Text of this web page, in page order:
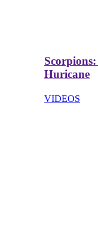
Huricane
VIDEOS